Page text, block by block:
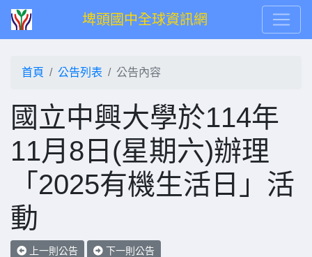
埤頭國中全球資訊網
首頁 公告列表 公告內容
國立中興大學於114年
11月8日(星期六)辦理
「2025有機生活日」活
動
上一則公告 下一則公告